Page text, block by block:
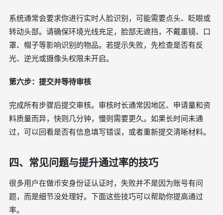
系统通常会要求你进行实时人脸识别，可能需要点头、眨眼或
转动头部。请确保环境光线充足，脸部无遮挡，不戴墨镜、口
罩、帽子等影响识别的物品。若提示失败，先检查是否有反
光、逆光或摄像头权限未开启。
第六步：提交并等待审核
完成所有步骤后提交审核。审核时长通常因地区、申请量和资
料质量而异，快则几分钟，慢则需要更久。如果长时间未通
过，可以回看是否有信息填写错误，或者重新提交清晰材料。
四、常见问题与提升通过率的技巧
很多用户在做币安身份证认证时，失败并不是因为账号有问
题，而是细节没处理好。下面这些技巧可以帮助你提高通过
率。